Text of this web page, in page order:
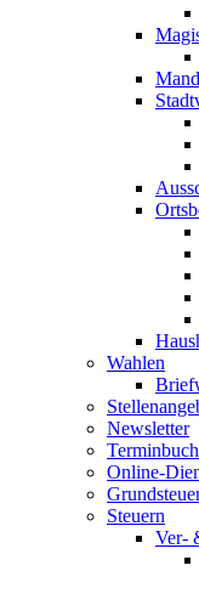
Wahlen
Newsletter
Online-
Steuern
Ver-